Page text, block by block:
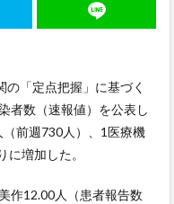
「定点把握」に基づく
者数（速報値）を公表し
前週730人）、1医療機
増加した。
作12.00人（患者報告数